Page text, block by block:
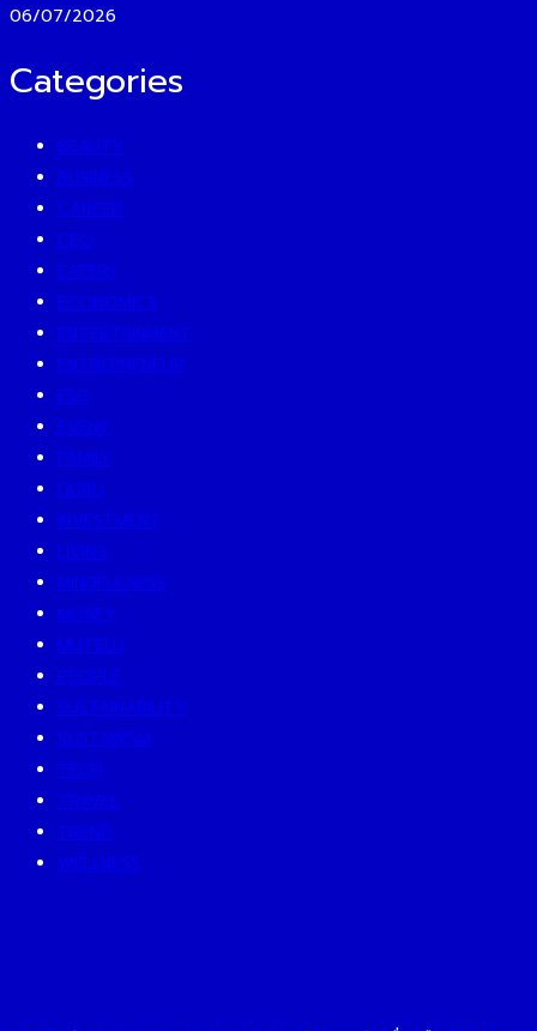
06/07/2026
Categories
BEAUTY
BUSINESS
CAREER
CEO
EATERY
ECONOMICS
ENTERTAINMENT
ENTREPRENEUR
ESG
EVENT
FAMILY
GURU
INVESTMENT
LIVING
MINDFULNESS
MONEY
MUTELU
PEOPLE
SUSTAINABILITY
SUSTAINISM
TECH
TRAVEL
TREND
WELLNESS